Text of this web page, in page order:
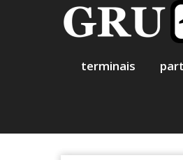
terminais